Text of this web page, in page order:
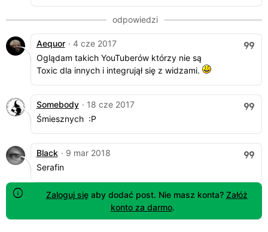
Aequor · 4 cze 2017
Oglądam takich YouTuberów którzy nie są
Toxic dla innych i integrujął się z widzami.
Somebody · 18 cze 2017
Śmiesznych :P
Black · 9 mar 2018
Serafin
Zaloguj sięaby dodać post. Nie masz konta? Załóż
konto za darmo.